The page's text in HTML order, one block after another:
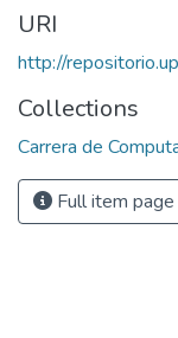
URI
http://
Collections
Carrera de
Full item page